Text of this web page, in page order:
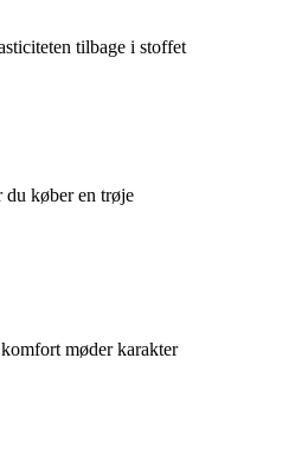
tilbage i stoffet
du køber en trøje
møder karakter